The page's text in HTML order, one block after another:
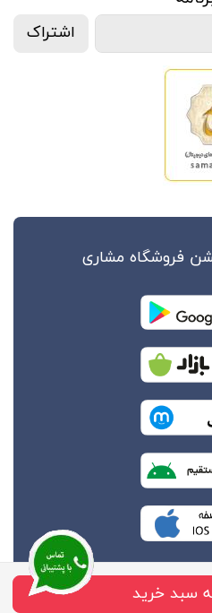
سبد خرید
اشتراک
فروشگاه مشاری
مشاری می باشد.